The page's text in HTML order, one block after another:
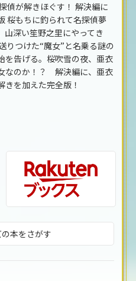
偵が解きほぐす！ 解決編に
桜もちに釣られて名探偵夢
深い笙野之里にやってき
りつけた“魔女”と名乗る謎の
を告げる。桜吹雪の夜、亜衣
なのか！？ 解決編に、亜衣
を加えた完全版！
本をさがす